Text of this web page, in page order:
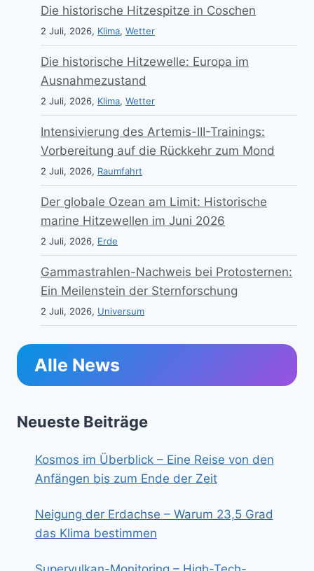
Die historische Hitzespitze in Coschen
2 Juli, 2026, Klima, Wetter
Die historische Hitzewelle: Europa im
Ausnahmezustand
2 Juli, 2026, Klima, Wetter
Intensivierung des Artemis-III-Trainings:
Vorbereitung auf die Rückkehr zum Mond
2 Juli, 2026, Raumfahrt
Der globale Ozean am Limit: Historische
marine Hitzewellen im Juni 2026
2 Juli, 2026, Erde
Gammastrahlen-Nachweis bei Protosternen:
Ein Meilenstein der Sternforschung
2 Juli, 2026, Universum
Alle News
Neueste Beiträge
Kosmos im Überblick – Eine Reise von den
Anfängen bis zum Ende der Zeit
Neigung der Erdachse – Warum 23,5 Grad
das Klima bestimmen